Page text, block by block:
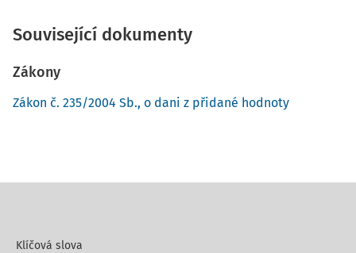
Související dokumenty
Zákony
Zákon č. 235/2004 Sb., o dani z přidané hodnoty
Klíčová slova